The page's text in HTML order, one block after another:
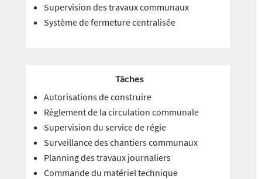
Supervision des travaux communaux
Système de fermeture centralisée
Tâches
Autorisations de construire
Règlement de la circulation communale
Supervision du service de régie
Surveillance des chantiers communaux
Planning des travaux journaliers
Commande du matériel technique